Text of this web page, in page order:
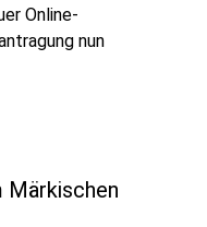
Online-
nun
Märkischen